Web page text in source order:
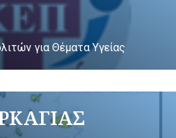
για Θέματα Υγείας